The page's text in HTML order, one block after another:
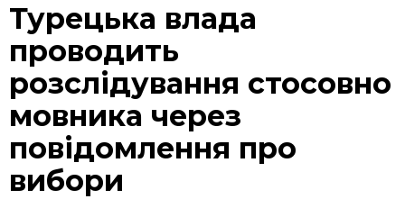
Турецька влада
проводить
розслідування стосовно
мовника через
повідомлення про
вибори